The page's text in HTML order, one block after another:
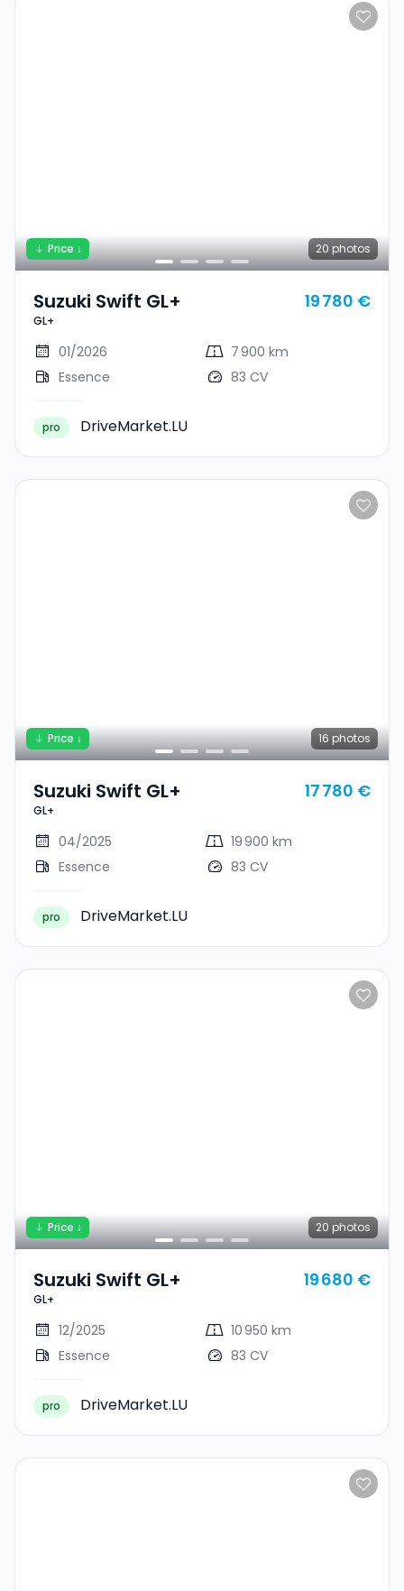
20 photos
Price ↓
Suzuki Swift GL+
GL+
19 780 €
01/2026
7 900 km
Essence
83 CV
pro DriveMarket.LU
16 photos
Price ↓
Suzuki Swift GL+
GL+
17 780 €
04/2025
19 900 km
Essence
83 CV
pro DriveMarket.LU
20 photos
Price ↓
Suzuki Swift GL+
GL+
19 680 €
12/2025
10 950 km
Essence
83 CV
pro DriveMarket.LU